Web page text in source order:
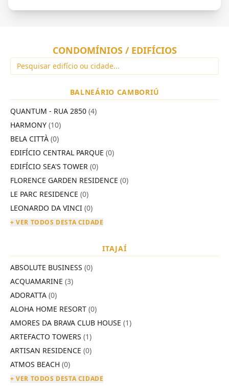
CONDOMÍNIOS / EDIFÍCIOS
BALNEÁRIO CAMBORIÚ
QUANTUM - RUA 2850 (4)
HARMONY (10)
BELA CITTÀ (0)
EDIFÍCIO CENTRAL PARQUE (0)
EDIFÍCIO SEA'S TOWER (0)
FLORENCE GARDEN RESIDENCE (0)
LE PARC RESIDENCE (0)
LEONARDO DA VINCI (0)
+ VER TODOS DESTA CIDADE
ITAJAÍ
ABSOLUTE BUSINESS (0)
ACQUAMARINE (3)
ADORATTA (0)
ALOHA HOME RESORT (0)
AMORES DA BRAVA CLUB HOUSE (1)
ARTEFACTO TOWERS (1)
ARTISAN RESIDENCE (0)
ATMOS BEACH (0)
+ VER TODOS DESTA CIDADE